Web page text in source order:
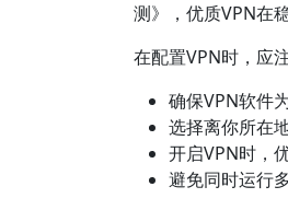
测》，优质VPN在
在配置VPN时，应
确保VPN软件
选择离你所在
开启VPN时，
避免同时运行